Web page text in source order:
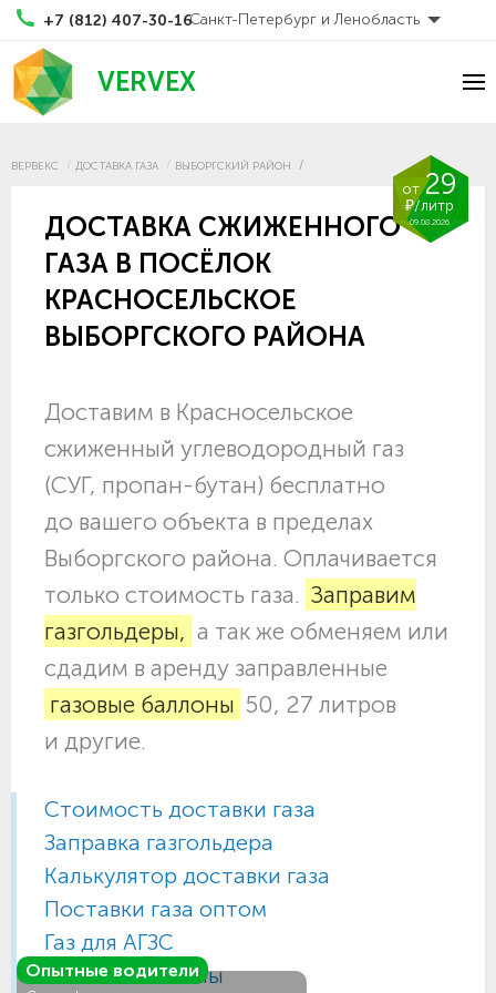
+7 (812) 407-30-16Санкт-Петербург и Ленобласть
VERVEX
ВЕРВЕКС ДОСТАВКА ГАЗА ВЫБОРГСКИЙ РАЙОН
от29
₽/литр
09.08.2026
ДОСТАВКА СЖИЖЕННОГО
ГАЗА В ПОСЁЛОК
КРАСНОСЕЛЬСКОЕ
ВЫБОРГСКОГО РАЙОНА
Доставим в Красносельское
сжиженный углеводородный газ
(СУГ, пропан-бутан) бесплатно
до вашего объекта в пределах
Выборгского района. Оплачивается
только стоимость газа. Заправим
газгольдеры, а так же обменяем или
сдадим в аренду заправленные
газовые баллоны 50, 27 литров
и другие.
Стоимость доставки газа
Заправка газгольдера
Калькулятор доставки газа
Поставки газа оптом
Газ для АГЗС
Газовые баллоны
Опытные водители